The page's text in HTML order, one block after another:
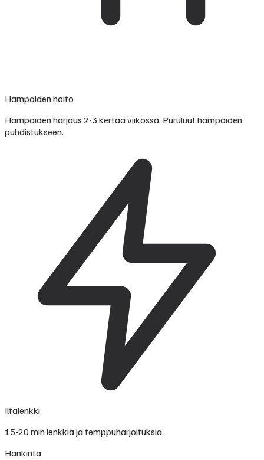
Hampaiden hoito
Hampaiden harjaus 2-3 kertaa viikossa. Puruluut hampaiden
puhdistukseen.
Iltalenkki
15-20 min lenkkiä ja temppuharjoituksia.
Hankinta